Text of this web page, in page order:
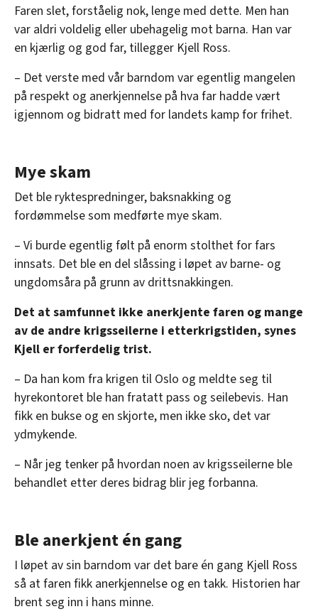
Faren slet, forståelig nok, lenge med dette. Men han
var aldri voldelig eller ubehagelig mot barna. Han var
en kjærlig og god far, tillegger Kjell Ross.
– Det verste med vår barndom var egentlig mangelen
på respekt og anerkjennelse på hva far hadde vært
igjennom og bidratt med for landets kamp for frihet.
Mye skam
Det ble ryktespredninger, baksnakking og
fordømmelse som medførte mye skam.
– Vi burde egentlig følt på enorm stolthet for fars
innsats. Det ble en del slåssing i løpet av barne- og
ungdomsåra på grunn av drittsnakkingen.
Det at samfunnet ikke anerkjente faren og mange
av de andre krigsseilerne i etterkrigstiden, synes
Kjell er forferdelig trist.
– Da han kom fra krigen til Oslo og meldte seg til
hyrekontoret ble han fratatt pass og seilebevis. Han
fikk en bukse og en skjorte, men ikke sko, det var
ydmykende.
– Når jeg tenker på hvordan noen av krigsseilerne ble
behandlet etter deres bidrag blir jeg forbanna.
Ble anerkjent én gang
I løpet av sin barndom var det bare én gang Kjell Ross
så at faren fikk anerkjennelse og en takk. Historien har
brent seg inn i hans minne.